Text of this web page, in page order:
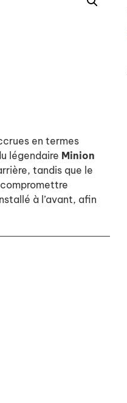
en termes
légendaire Minion
tandis que le
à l’avant, afin